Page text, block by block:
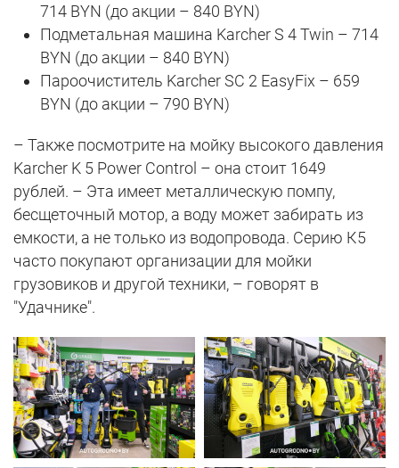
714 BYN (до акции – 840 BYN)
Подметальная машина Karcher S 4 Twin – 714
BYN (до акции – 840 BYN)
Пароочиститель Karcher SC 2 EasyFix – 659
BYN (до акции – 790 BYN)
– Также посмотрите на мойку высокого давления
Karcher K 5 Power Control – она стоит 1649
рублей. – Эта имеет металлическую помпу,
бесщеточный мотор, а воду может забирать из
емкости, а не только из водопровода. Серию К5
часто покупают организации для мойки
грузовиков и другой техники, – говорят в
"Удачнике".